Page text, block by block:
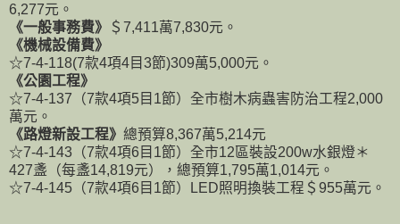
6,277元。
《一般事務費》
＄7,411萬7,830元。
《機械設備費》
☆7-4-118(7款4項4目3節)309萬5,000元。
《公園工程》
☆7-4-137（7款4項5目1節）全市樹木病蟲害防治工程2,000
萬元。
《路燈新設工程》 總預算8,367萬5,214元
☆7-4-143（7款4項6目1節）全市12區裝設200w水銀燈＊
427盞（每盞14,819元），總預算1,795萬1,014元。
☆7-4-145（7款4項6目1節）LED照明換裝工程＄955萬元。